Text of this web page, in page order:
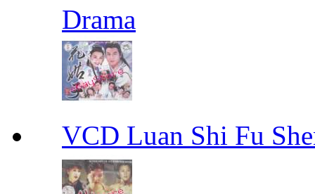
Drama
VCD Luan Shi Fu